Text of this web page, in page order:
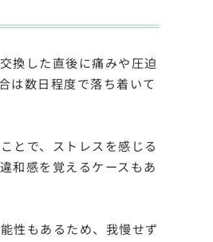
換した直後に痛みや圧迫
は数日程度で落ち着いて
とで、ストレスを感じる
和感を覚えるケースもあ
性もあるため、我慢せず